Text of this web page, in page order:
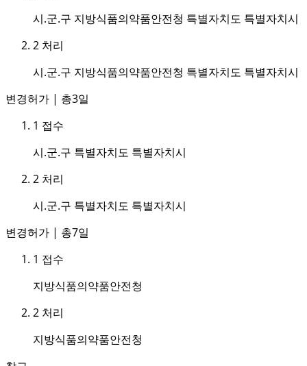
시.군.구 지방식품의약품안전청 특별자치도 특별자치시
2 처리
시.군.구 지방식품의약품안전청 특별자치도 특별자치시
변경허가 | 총3일
1 접수
시.군.구 특별자치도 특별자치시
2 처리
시.군.구 특별자치도 특별자치시
변경허가 | 총7일
1 접수
지방식품의약품안전청
2 처리
지방식품의약품안전청